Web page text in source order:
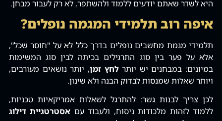
היא לשדר שאתם יודעים ללמוד ולהשתפר‚ לא רק לעבור מבחן.
איפה רוב תלמידי המגמה נופלים?
תלמידי מגמת מחשבים נופלים בדרך כלל לא על "חוסר שכל"‚
אלא על פער בין סוג התרגילים בכיתה לבין סוג המשימות
במיונים: במבחנים יש יותרלחץ זמן‚ יותר נושאים מעורבים‚
ויותר שאלות שמנסות לבדוק הבנה ולא שינון.
לכן צריך לבנות גשר: להתרגל לשאלות אמריקאיות טכניות‚
ללמוד לזהות מלכודות ניסוח‚ ולעבוד עם אסטרטגיית דילוג